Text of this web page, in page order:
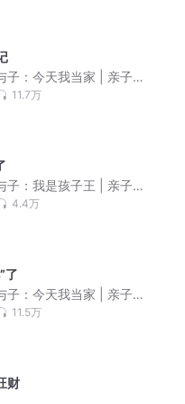
子：今天我当家 | 亲子
11.7万
子：我是孩子王 | 亲子
4.4万
了
子：今天我当家 | 亲子
11.5万
财